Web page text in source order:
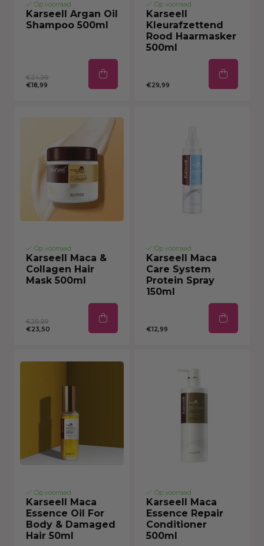
Op voorraad
Karseell Argan Oil
Shampoo 500ml
€24,99
€18,99
Op voorraad
Karseell
Kleurafzettend
Rood Haarmasker
500ml
€29,99
Op voorraad
Karseell Maca &
Collagen Hair
Mask 500ml
€29,99
€23,50
Op voorraad
Karseell Maca
Care System
Protein Spray
150ml
€12,99
Op voorraad
Karseell Maca
Essence Oil For
Body & Damaged
Hair 50ml
Op voorraad
Karseell Maca
Essence Repair
Conditioner
500ml